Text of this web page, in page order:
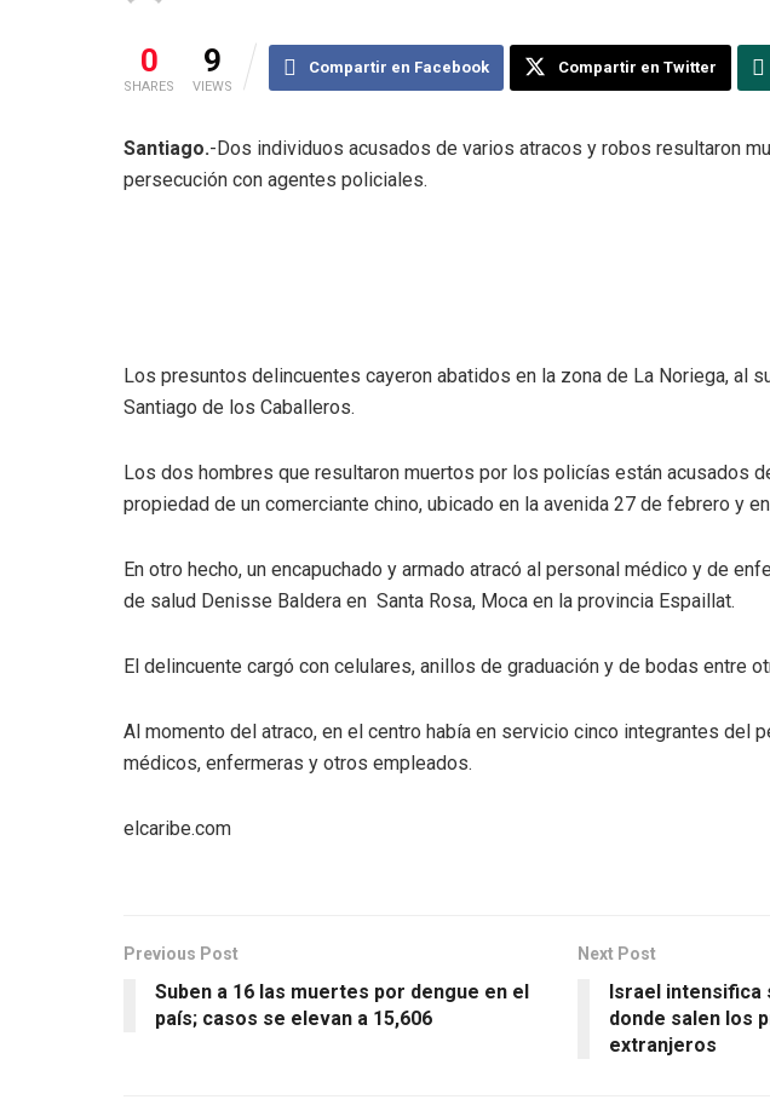
0
SHARES
9
VIEWS
Compartir en Facebook Compartir en Twitter
Santiago.-Dos individuos acusados de varios atracos y robos resultaron
persecución con agentes policiales.
Los presuntos delincuentes cayeron abatidos en la zona de La Noriega, al
Santiago de los Caballeros.
Los dos hombres que resultaron muertos por los policías están acusados
propiedad de un comerciante chino, ubicado en la avenida 27 de febrero y
En otro hecho, un encapuchado y armado atracó al personal médico y de
de salud Denisse Baldera en Santa Rosa, Moca en la provincia Espaillat.
El delincuente cargó con celulares, anillos de graduación y de bodas entre
Al momento del atraco, en el centro había en servicio cinco integrantes del
médicos, enfermeras y otros empleados.
elcaribe.com
Previous Post
Suben a 16 las muertes por dengue en el
país; casos se elevan a 15,606
Next Post
Israel intensifica
donde salen los
extranjeros